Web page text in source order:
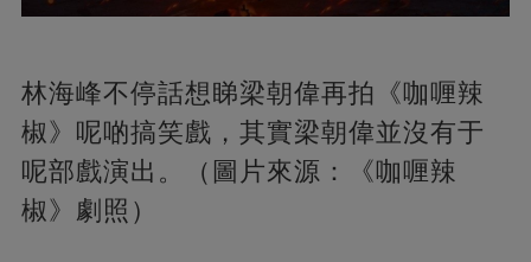
林海峰不停話想睇梁朝偉再拍《咖喱辣
椒》呢啲搞笑戲，其實梁朝偉並沒有于
呢部戲演出。（圖片來源：《咖喱辣
椒》劇照）